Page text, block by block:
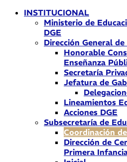
INSTITUCIONAL
Ministerio de
DGE
Dirección General de
Honorable
Enseñanza
Secretaría
Jefatura de
Lineamientos
Acciones DGE
Subsecretaría de
Coordinación
Dirección de
Primera